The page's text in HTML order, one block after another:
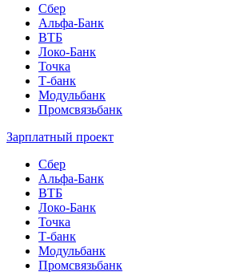
Сбер
Альфа-Банк
ВТБ
Локо-Банк
Точка
Т-банк
Модульбанк
Промсвязьбанк
Зарплатный проект
Сбер
Альфа-Банк
ВТБ
Локо-Банк
Точка
Т-банк
Модульбанк
Промсвязьбанк